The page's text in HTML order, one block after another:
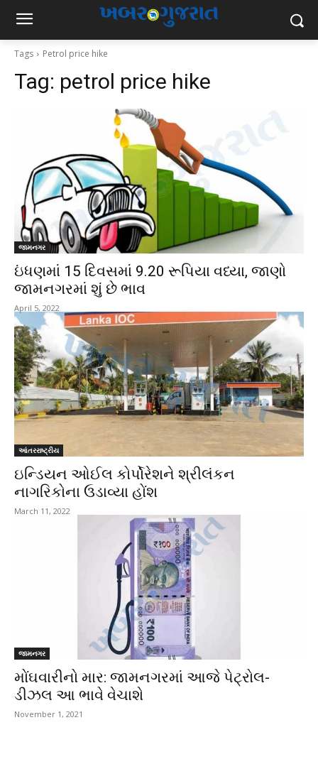
Tags Petrol price hike
Tag: petrol price hike
જામનગર
ઇંધણમાં 15 દિવસમાં 9.20 રૂપિયા વધ્યા, જાણો
જામનગરમાં શું છે ભાવ
April 5, 2022
આંતરરાષ્ટ્રીય
ઇન્ડિયન ઓઈલ કોર્પોરેશને શ્રીલંકન
નાગરિકોના ઉડાવ્યા હોંશ
March 11, 2022
જામનગર
મોંઘવારીનો માર: જામનગરમાં આજે પેટ્રોલ-
ડીઝલ આ ભાવે વેચાશે
November 1, 2021